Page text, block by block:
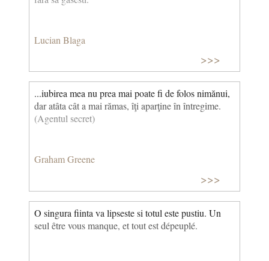
Lucian Blaga
>>>
...iubirea mea nu prea mai poate fi de folos nimănui,
dar atâta cât a mai rămas, îţi aparţine în întregime.
(Agentul secret)
Graham Greene
>>>
O singura fiinta va lipseste si totul este pustiu. Un
seul être vous manque, et tout est dépeuplé.